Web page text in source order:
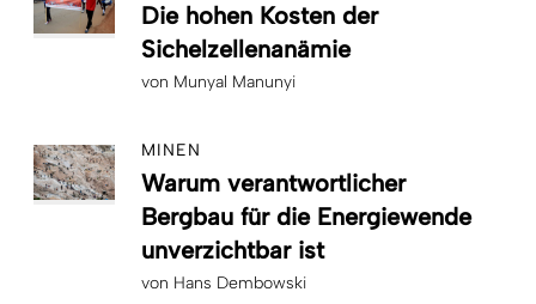
Die hohen Kosten der
Sichelzellenanämie
von Munyal Manunyi
MINEN
Warum verantwortlicher
Bergbau für die Energiewende
unverzichtbar ist
von Hans Dembowski